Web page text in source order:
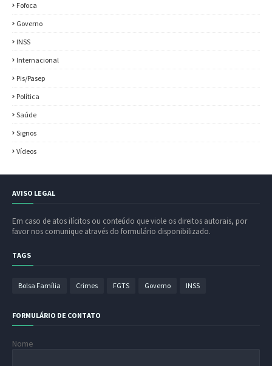
Fofoca
Governo
INSS
Internacional
Pis/Pasep
Política
Saúde
Signos
Vídeos
AVISO LEGAL
Em caso de atos ilícitos ou conteúdo que viole os direitos autorais, por
favor nos comunique através do formulário disponibilizado.
TAGS
Bolsa Família Crimes FGTS Governo INSS
FORMULÁRIO DE CONTATO
Nome